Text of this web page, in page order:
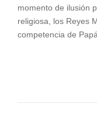
momento de ilusión
religiosa, los Reyes
competencia de